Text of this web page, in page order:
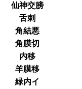
仙神交膀
舌刺
角結悪
角膜切
内移
羊膜移
緑内イ